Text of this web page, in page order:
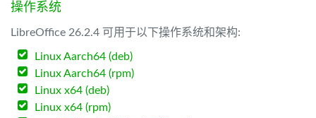
操作系统
LibreOffice 26.2.4 可用于以下操作系统和架构:
Linux Aarch64 (deb)
Linux Aarch64 (rpm)
Linux x64 (deb)
Linux x64 (rpm)